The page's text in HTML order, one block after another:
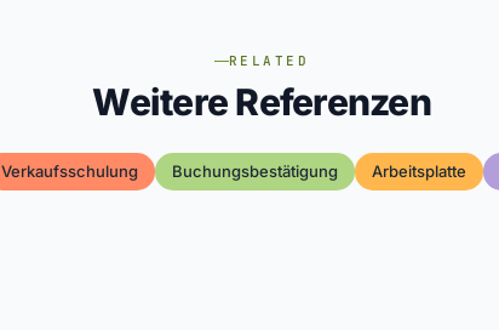
RELATED
Weitere Referenzen
Verkaufsschulung Buchungsbestätigung Arbeitsplatte